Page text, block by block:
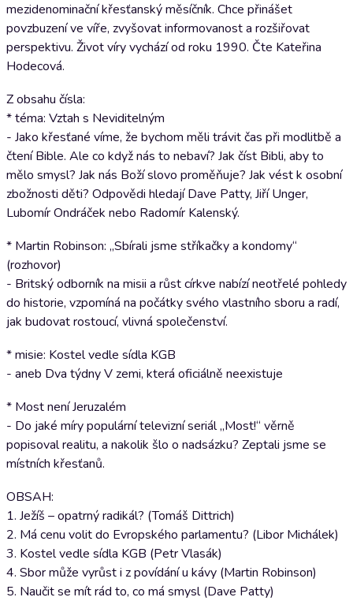
mezidenominační křesťanský měsíčník. Chce přinášet
povzbuzení ve víře, zvyšovat informovanost a rozšiřovat
perspektivu. Život víry vychází od roku 1990. Čte Kateřina
Hodecová.
Z obsahu čísla:
* téma: Vztah s Neviditelným
- Jako křesťané víme, že bychom měli trávit čas při modlitbě a
čtení Bible. Ale co když nás to nebaví? Jak číst Bibli, aby to
mělo smysl? Jak nás Boží slovo proměňuje? Jak vést k osobní
zbožnosti děti? Odpovědi hledají Dave Patty, Jiří Unger,
Lubomír Ondráček nebo Radomír Kalenský.
* Martin Robinson: „Sbírali jsme stříkačky a kondomy“
(rozhovor)
- Britský odborník na misii a růst církve nabízí neotřelé pohledy
do historie, vzpomíná na počátky svého vlastního sboru a radí,
jak budovat rostoucí, vlivná společenství.
* misie: Kostel vedle sídla KGB
- aneb Dva týdny V zemi, která oficiálně neexistuje
* Most není Jeruzalém
- Do jaké míry populární televizní seriál „Most!“ věrně
popisoval realitu, a nakolik šlo o nadsázku? Zeptali jsme se
místních křesťanů.
OBSAH:
1. Ježíš – opatrný radikál? (Tomáš Dittrich)
2. Má cenu volit do Evropského parlamentu? (Libor Michálek)
3. Kostel vedle sídla KGB (Petr Vlasák)
4. Sbor může vyrůst i z povídání u kávy (Martin Robinson)
5. Naučit se mít rád to, co má smysl (Dave Patty)